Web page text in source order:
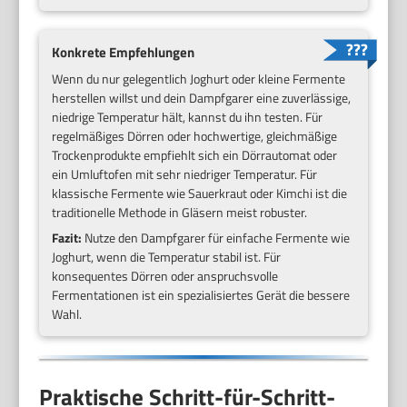
Konkrete Empfehlungen
Wenn du nur gelegentlich Joghurt oder kleine Fermente
herstellen willst und dein Dampfgarer eine zuverlässige,
niedrige Temperatur hält, kannst du ihn testen. Für
regelmäßiges Dörren oder hochwertige, gleichmäßige
Trockenprodukte empfiehlt sich ein Dörrautomat oder
ein Umluftofen mit sehr niedriger Temperatur. Für
klassische Fermente wie Sauerkraut oder Kimchi ist die
traditionelle Methode in Gläsern meist robuster.
Fazit: Nutze den Dampfgarer für einfache Fermente wie
Joghurt, wenn die Temperatur stabil ist. Für
konsequentes Dörren oder anspruchsvolle
Fermentationen ist ein spezialisiertes Gerät die bessere
Wahl.
Praktische Schritt-für-Schritt-